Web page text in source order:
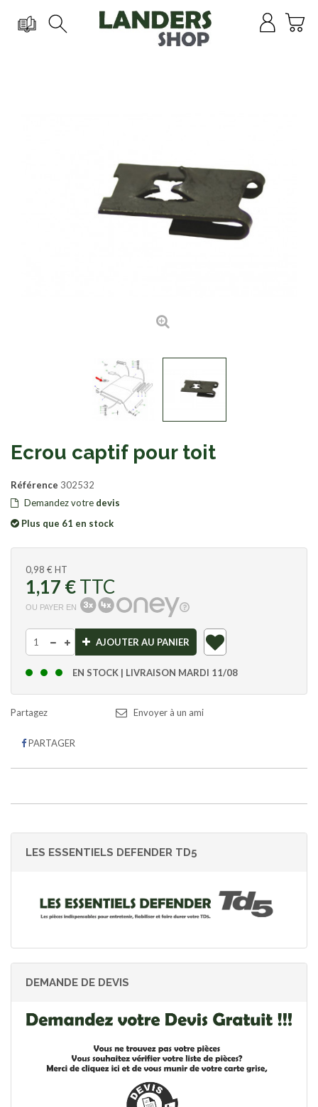
Ecrou captif pour toit
Référence 302532
Demandez votre devis
Plus que 61 en stock
0,98 €HT
1,17 €TTC
OU PAYER EN
AJOUTER AU PANIER
EN STOCK | LIVRAISON MARDI 11/08
Envoyer à un ami
PARTAGER
LES ESSENTIELS DEFENDER TD5
DEMANDE DE DEVIS